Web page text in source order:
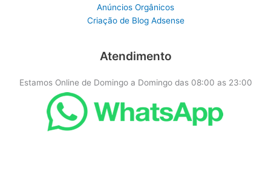
Anúncios Orgânicos
Criação de Blog Adsense
Atendimento
Estamos Online de Domingo a Domingo das 08:00 as 23:00